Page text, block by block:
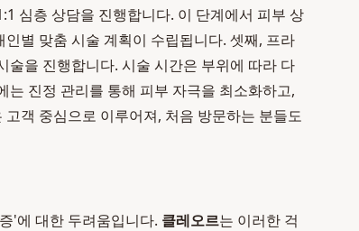
심층 상담을 진행합니다. 이 단계에서 피부 상
별 맞춤 시술 계획이 수립됩니다. 셋째, 프라
술을 진행합니다. 시술 시간은 부위에 따라 다
진정 관리를 통해 피부 자극을 최소화하고,
객 중심으로 이루어져, 처음 방문하는 분들도
'에 대한 두려움입니다. 클레오르는 이러한 걱